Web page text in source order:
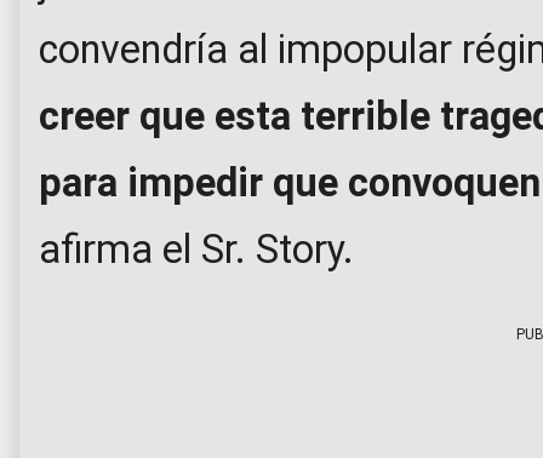
convendría al impopular
creer que esta terrible
para impedir que
afirma el Sr. Story.